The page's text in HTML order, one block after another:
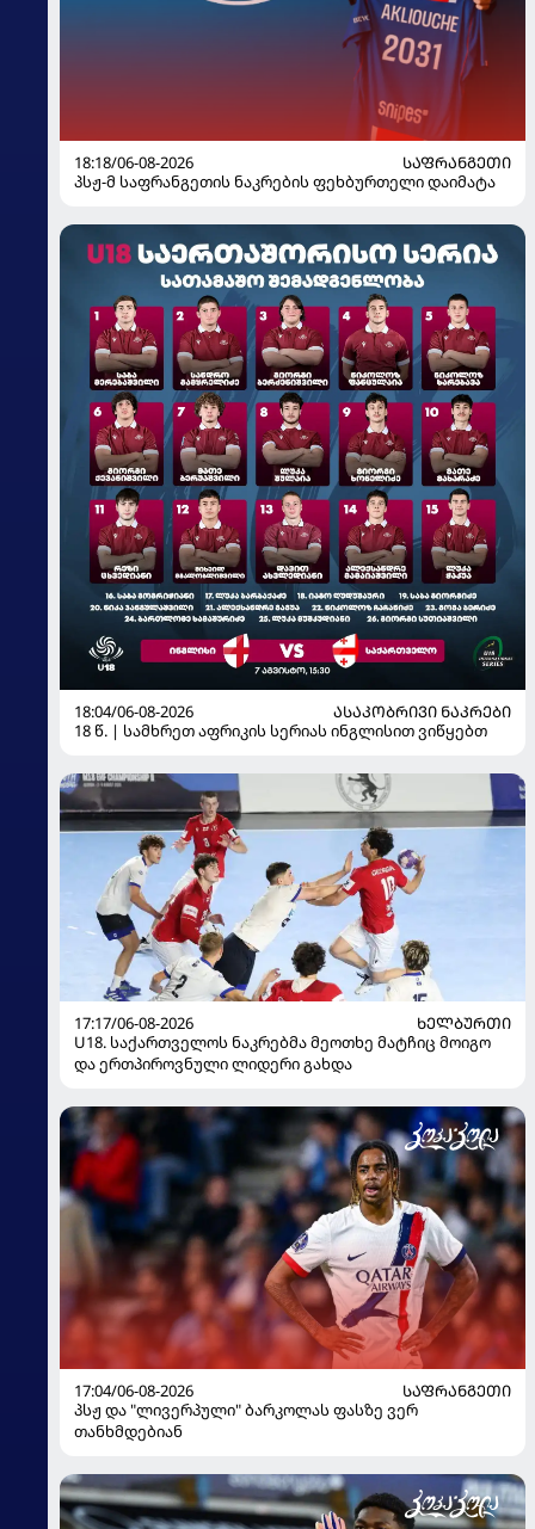
18:18/06-08-2026
ᲡᲐᲤᲠᲐᲜᲒᲔᲗᲘ
პსჟ-მ საფრანგეთის ნაკრების ფეხბურთელი დაიმატა
18:04/06-08-2026
ᲐᲡᲐᲙᲝᲑᲠᲘᲕᲘ ᲜᲐᲙᲠᲔᲑᲘ
18 წ. | სამხრეთ აფრიკის სერიას ინგლისით ვიწყებთ
17:17/06-08-2026
ᲮᲔᲚᲑᲣᲠᲗᲘ
U18. საქართველოს ნაკრებმა მეოთხე მატჩიც მოიგო
და ერთპიროვნული ლიდერი გახდა
17:04/06-08-2026
ᲡᲐᲤᲠᲐᲜᲒᲔᲗᲘ
პსჟ და "ლივერპული" ბარკოლას ფასზე ვერ
თანხმდებიან